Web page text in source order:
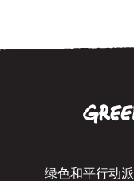
绿色和平行动派